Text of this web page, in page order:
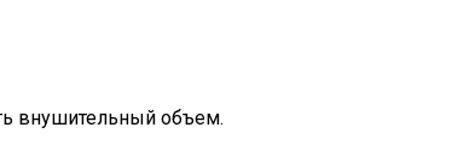
внушительный объем.